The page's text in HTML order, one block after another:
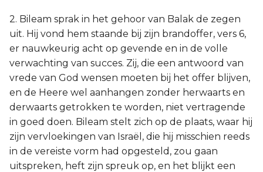
2. Bileam sprak in het gehoor van Balak de zegen
uit. Hij vond hem staande bij zijn brandoffer, vers 6,
er nauwkeurig acht op gevende en in de volle
verwachting van succes. Zij, die een antwoord van
vrede van God wensen moeten bij het offer blijven,
en de Heere wel aanhangen zonder herwaarts en
derwaarts getrokken te worden, niet vertragende
in goed doen. Bileam stelt zich op de plaats, waar hij
zijn vervloekingen van Israël, die hij misschien reeds
in de vereiste vorm had opgesteld, zou gaan
uitspreken, heft zijn spreuk op, en het blijkt een